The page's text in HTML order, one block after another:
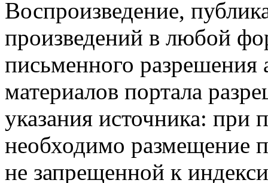
Воспроизведение,
произведений в любой
письменного разрешения
материалов портала
указания источника: при
необходимо размещение
не запрещенной к